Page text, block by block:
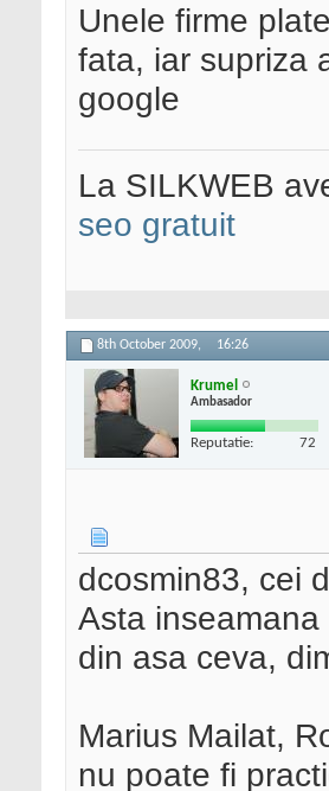
Unele firme
fata, iar supriza
google
La SILKWEB
seo gratuit
8th October 2009, 16:26
Krumel
Ambasador
Reputatie: 72
dcosmin83, cei
Asta
din asa ceva,
Marius Mailat,
nu poate fi